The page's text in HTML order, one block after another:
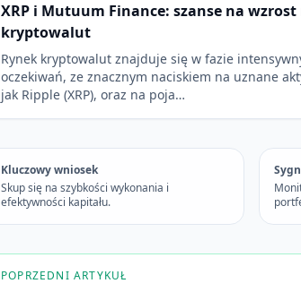
XRP i Mutuum Finance: szanse na
kryptowalut
Rynek kryptowalut znajduje się w fazie
oczekiwań, ze znacznym naciskiem na uznane
jak Ripple (XRP), oraz na poja…
Kluczowy wniosek
Skup się na szybkości wykonania i
efektywności kapitału.
POPRZEDNI ARTYKUŁ